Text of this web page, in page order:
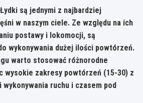
są jednymi z najbardziej
w naszym ciele. Ze względu na ich
postawy i lokomocji, są
wykonywania dużej ilości powtórzeń.
warto stosować różnorodne
wysokie zakresy powtórzeń (15-30) z
wykonywania ruchu i czasem pod